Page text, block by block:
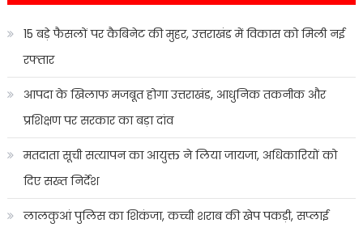
15 बड़े फैसलों पर कैबिनेट की मुहर, उत्तराखंड में विकास को मिली नई
रफ्तार
आपदा के खिलाफ मजबूत होगा उत्तराखंड, आधुनिक तकनीक और
प्रशिक्षण पर सरकार का बड़ा दांव
मतदाता सूची सत्यापन का आयुक्त ने लिया जायजा, अधिकारियों को
दिए सख्त निर्देश
लालकुआं पुलिस का शिकंजा, कच्ची शराब की खेप पकड़ी, सप्लाई